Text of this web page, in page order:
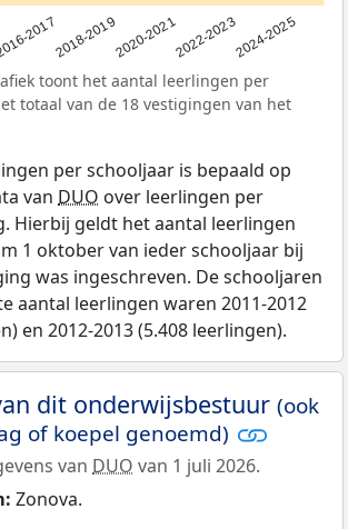
20172018-20192020-20212022-20232024-2025
toont het aantal leerlingen per
totaal van de 18 vestigingen van het
per schooljaar is bepaald op
van DUO over leerlingen per
Hierbij geldt het aantal leerlingen
1 oktober van ieder schooljaar bij
was ingeschreven. De schooljaren
aantal leerlingen waren 2011-2012
en 2012-2013 (5.408 leerlingen).
dit onderwijsbestuur (ook
of koepel genoemd)
van DUO van 1 juli 2026.
Zonova.